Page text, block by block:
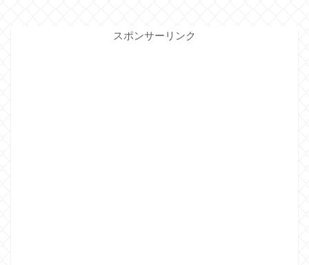
スポンサーリンク